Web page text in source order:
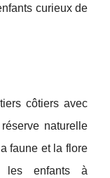
curieux de
côtiers avec
naturelle
faune et la flore
les enfants à